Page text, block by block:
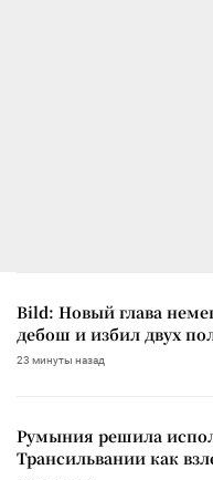
Bild: Новый глава
дебош и избил двух
23 минуты назад
Румыния решила
Трансильвании как